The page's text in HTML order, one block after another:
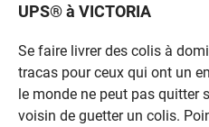
UPS® à VICTORIA
Se faire livrer des colis à
tracas pour ceux qui ont un
le monde ne peut pas quitter
voisin de guetter un colis.